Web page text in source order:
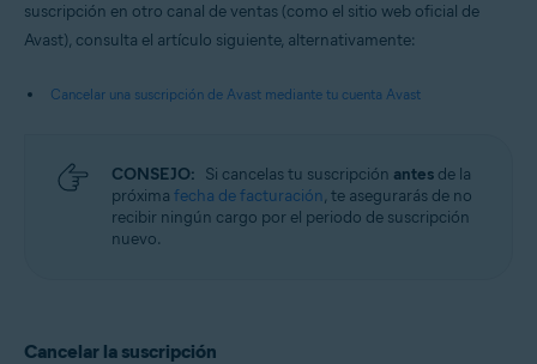
suscripción en otro canal de ventas (como el sitio web oficial de
Avast), consulta el artículo siguiente, alternativamente:
Cancelar una suscripción de Avast mediante tu cuenta Avast
CONSEJO: Si cancelas tu suscripción antes de la
próxima fecha de facturación, te asegurarás de no
recibir ningún cargo por el periodo de suscripción
nuevo.
Cancelar la suscripción